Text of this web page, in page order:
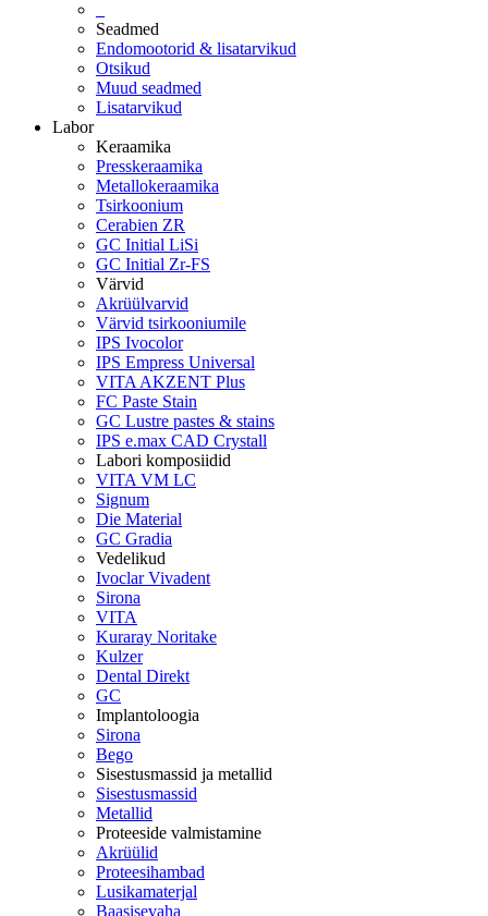
Seadmed
Endomootorid & lisatarvikud
Otsikud
Muud seadmed
Lisatarvikud
Labor
Keraamika
Presskeraamika
Metallokeraamika
Tsirkoonium
Cerabien ZR
GC Initial LiSi
GC Initial Zr-FS
Värvid
Akrüülvarvid
Värvid tsirkooniumile
IPS Ivocolor
IPS Empress Universal
VITA AKZENT Plus
FC Paste Stain
GC Lustre pastes & stains
IPS e.max CAD Crystall
Labori komposiidid
VITA VM LC
Signum
Die Material
GC Gradia
Vedelikud
Ivoclar Vivadent
Sirona
VITA
Kuraray Noritake
Kulzer
Dental Direkt
GC
Implantoloogia
Sirona
Bego
Sisestusmassid ja metallid
Sisestusmassid
Metallid
Proteeside valmistamine
Akrüülid
Proteesihambad
Lusikamaterjal
Baasisevaha